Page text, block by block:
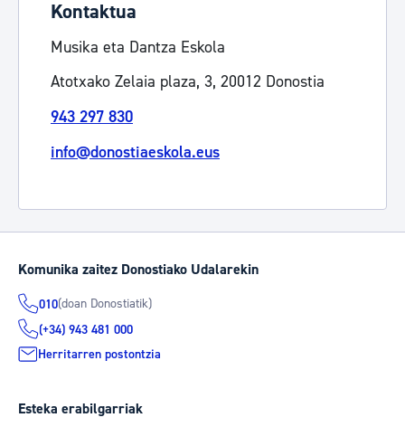
Kontaktua
Musika eta Dantza Eskola
Atotxako Zelaia plaza, 3, 20012 Donostia
943 297 830
info@donostiaeskola.eus
Komunika zaitez Donostiako Udalarekin
010(doan Donostiatik)
(+34) 943 481 000
Herritarren postontzia
Esteka erabilgarriak